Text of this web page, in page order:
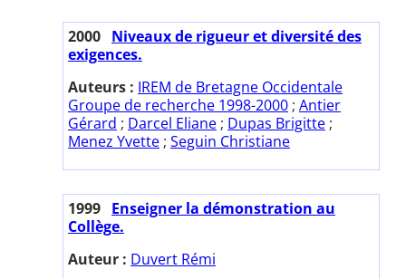
2000 Niveaux de rigueur et diversité des
exigences.
Auteurs : IREM de Bretagne Occidentale
Groupe de recherche 1998-2000 ; Antier
Gérard ; Darcel Eliane ; Dupas Brigitte ;
Menez Yvette ; Seguin Christiane
1999 Enseigner la démonstration au
Collège.
Auteur : Duvert Rémi